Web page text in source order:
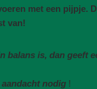
met een pijpje.
van!
balans is, dan geeft
nodig !